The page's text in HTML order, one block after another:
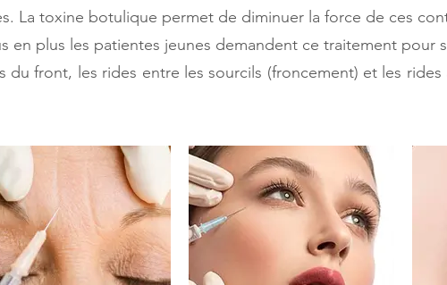
La toxine botulique permet de diminuer la force de ces
en plus les patientes jeunes demandent ce traitement pour
du front, les rides entre les sourcils (froncement) et les